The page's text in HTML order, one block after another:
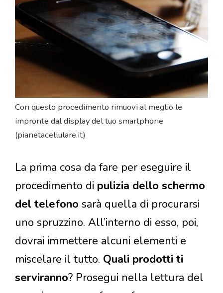
Con questo procedimento rimuovi al meglio le
impronte dal display del tuo smartphone
(pianetacellulare.it)
La prima cosa da fare per eseguire il
procedimento di pulizia dello schermo
del telefono sarà quella di procurarsi
uno spruzzino. All’interno di esso, poi,
dovrai immettere alcuni elementi e
miscelare il tutto. Quali prodotti ti
serviranno? Prosegui nella lettura del